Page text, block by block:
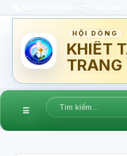
HỘI DÒNG
KHIẾT
TRANG
☰